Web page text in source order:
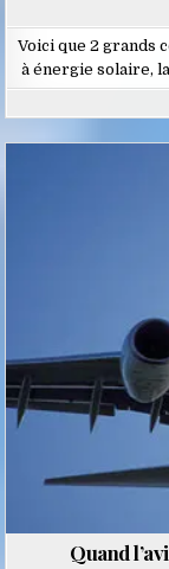
Voici que 2 grands
à énergie solaire,
Quand